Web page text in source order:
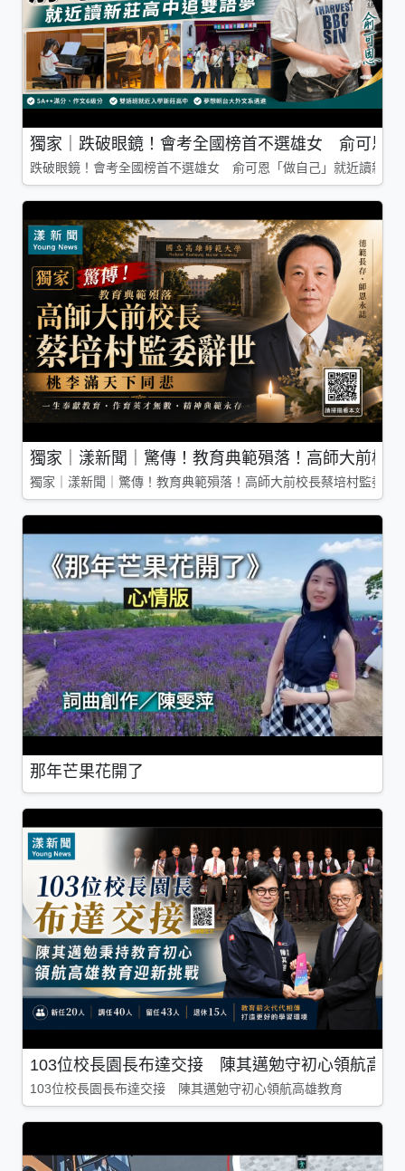
獨家｜跌破眼鏡！會考全國榜首不選雄女 俞可恩
跌破眼鏡！會考全國榜首不選雄女 俞可恩「做自己」就近讀新莊
獨家｜漾新聞｜驚傳！教育典範殞落！高師大前校
獨家｜漾新聞｜驚傳！教育典範殞落！高師大前校長蔡培村監委
那年芒果花開了
103位校長園長布達交接 陳其邁勉守初心領航高雄
103位校長園長布達交接 陳其邁勉守初心領航高雄教育